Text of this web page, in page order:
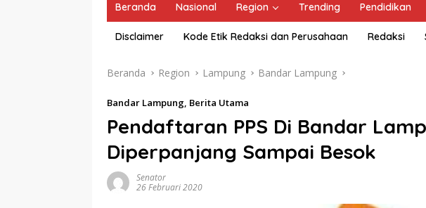
Beranda Nasional Region Trending Pendidikan
Disclaimer Kode Etik Redaksi dan Perusahaan Redaksi
Beranda Region Lampung Bandar Lampung
Bandar Lampung, Berita Utama
Pendaftaran PPS Di Bandar
Diperpanjang Sampai Besok
Senator
26 Februari 2020